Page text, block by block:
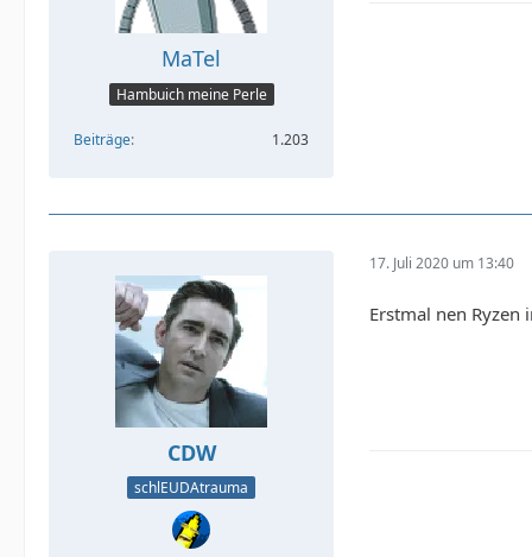
MaTel
Hambuich meine Perle
Beiträge 1.203
CDW
schlEUDAtrauma
17. Juli 2020 um 13:40
Erstmal nen Ryzen